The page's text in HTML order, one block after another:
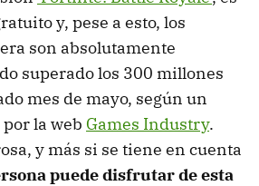
y, pese a esto, los
son absolutamente
superado los 300 millones
mes de mayo, según un
la web Games Industry.
y más si se tiene en cuenta
puede disfrutar de esta